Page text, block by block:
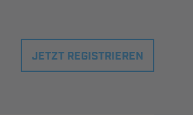
JETZT REGISTRIEREN